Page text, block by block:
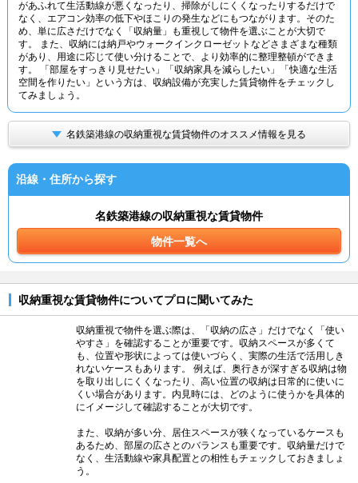
があふれて生活動線が悪くなったり、掃除がしにくくなったりするだけで
なく、エアコン効率の低下やほこりの発生などにもつながります。そのた
め、単に広さだけでなく「収納量」も重視して物件を選ぶことが大切で
す。 また、収納には納戸やウォークインクローゼットなどさまざまな種類
があり、用途に応じて使い分けることで、より効率的に整理整頓ができま
す。 「部屋をすっきり見せたい」「収納家具を減らしたい」「快適な生活
空間を作りたい」という方は、収納設備が充実した賃貸物件をチェックし
てみましょう。
名鉄築港線の収納重視な賃貸物件のオススメ情報を見る
沿線・住所から探す
名鉄築港線の収納重視な賃貸物件
物件一覧へ
収納重視な賃貸物件についてプロに聞いてみた
収納重視で物件を選ぶ際は、「収納の広さ」だけでなく「使い
やすさ」を確認することが重要です。収納スペースが多くて
も、位置や形状によっては使いづらく、実際の生活で活用しき
れないケースもあります。 例えば、奥行きが深すぎる収納は物
を取り出しにくくなったり、高い位置の収納は日常的に使いに
くい場合があります。内見時には、どのように使うかを具体的
にイメージして確認することが大切です。
また、収納が多い分、居住スペースが狭くなっているケースも
あるため、部屋の広さとのバランスも重要です。収納量だけで
なく、生活動線や家具配置との相性もチェックしておきましょ
う。